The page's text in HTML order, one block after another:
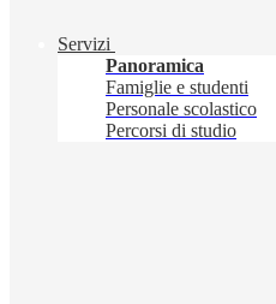
Servizi
Panoramica
Famiglie e studenti
Personale scolastico
Percorsi di studio